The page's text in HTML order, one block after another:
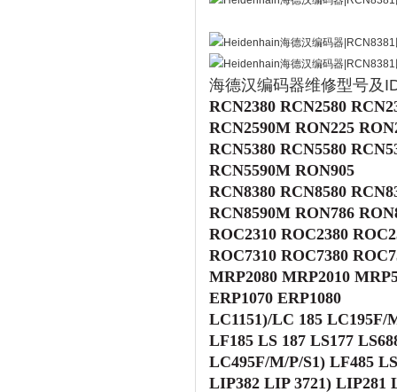
海德汉编码器维修型号及
RCN2380 RCN2580
RCN2590M RON225
RCN5380 RCN5580
RCN5590M RON905
RCN8380 RCN8580
RCN8590M RON786
ROC2310 ROC2380
ROC7310 ROC7380
MRP2080 MRP2010
ERP1070 ERP1080
LC1151)/LC 185 LC195F/
LF185 LS 187 LS177
LC495F/M/P/S1) LF485
LIP382 LIP 3721) LIP281